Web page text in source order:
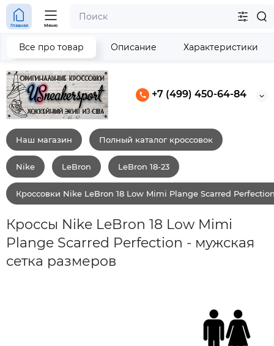
+7 (499) 450-64-84
Главная Меню
Наш магазин Полный каталог кроссовок
Nike LeBron LeBron 18-23
Кроссовки Nike LeBron 18 Low Mimi Plange Scarred
Кроссы Nike LeBron 18 Low Mimi
Plange Scarred Perfection - мужская
сетка размеров
Все про товар Описание Характеристики